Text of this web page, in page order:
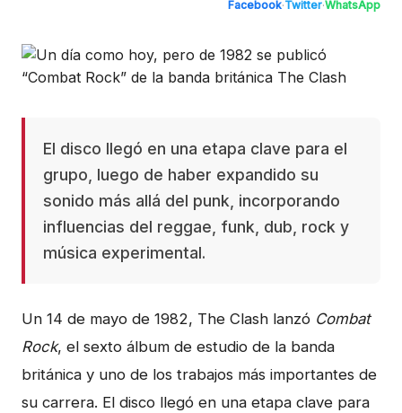
Facebook·Twitter·WhatsApp
El disco llegó en una etapa clave para el
grupo, luego de haber expandido su
sonido más allá del punk, incorporando
influencias del reggae, funk, dub, rock y
música experimental.
Un 14 de mayo de 1982, The Clash lanzó Combat
Rock, el sexto álbum de estudio de la banda
británica y uno de los trabajos más importantes de
su carrera. El disco llegó en una etapa clave para